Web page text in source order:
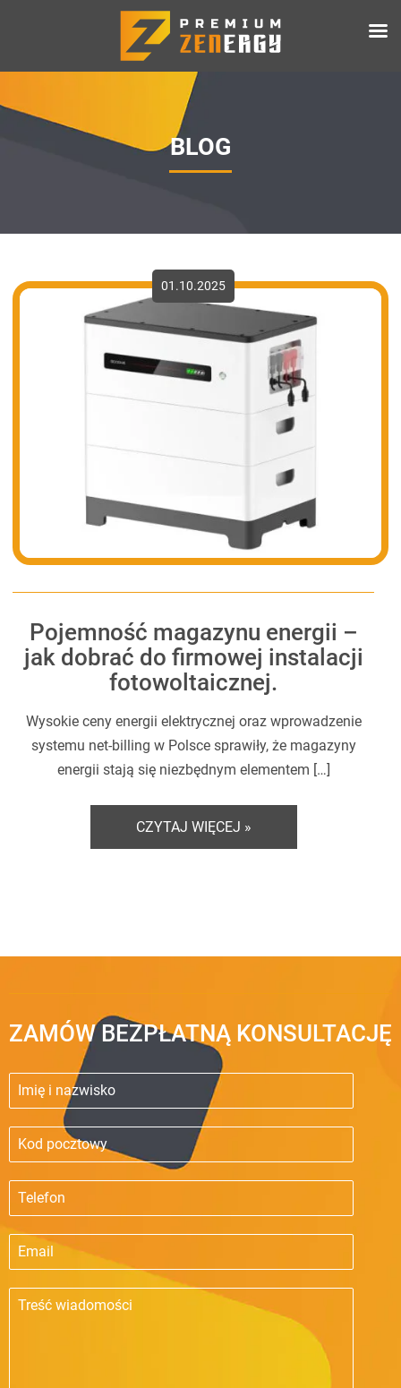
BLOG
01.10.2025
Pojemność magazynu energii –
jak dobrać do firmowej instalacji
fotowoltaicznej.
Wysokie ceny energii elektrycznej oraz wprowadzenie
systemu net-billing w Polsce sprawiły, że magazyny
energii stają się niezbędnym elementem […]
CZYTAJ WIĘCEJ »
ZAMÓW BEZPŁATNĄ KONSULTACJĘ